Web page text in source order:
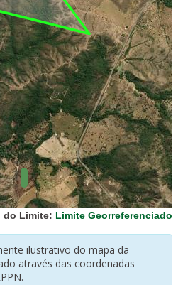
do Limite: Limite Georreferenciado
ilustrativo do mapa da
através das coordenadas